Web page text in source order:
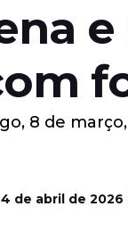
8 de
de abril de 2026